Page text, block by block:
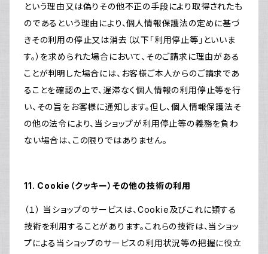
という理由又は偽りその他不正の手段により取得されたも
のであるという理由により、個人情報保護法の定めに基づ
きその利用の停止又は消去（以下「利用停止等」といいま
す。）を求められた場合において、そのご請求に理由がある
ことが判明した場合には、お客様ご本人からのご請求であ
ることを確認の上で、遅滞なく個人情報の利用停止等を行
い、その旨をお客様に通知します。但し、個人情報保護法そ
の他の法令により、当ショップが利用停止等の義務を負わ
ない場合は、この限りではありません。
11. Cookie（クッキー）その他の技術の利用
（１） 当ショップのサービスは、Cookie及びこれに類する
技術を利用することがあります。これらの技術は、当ショッ
プによる当ショップのサービスの利用状況等の把握に役立